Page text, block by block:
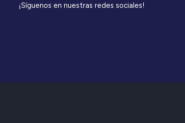
¡Síguenos en nuestras redes sociales!